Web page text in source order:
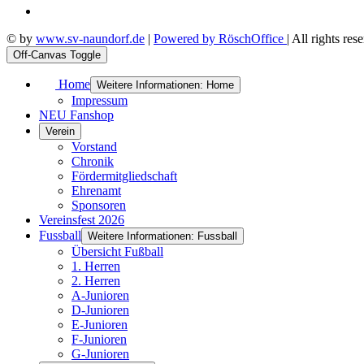
© by www.sv-naundorf.de | Powered by RöschOffice | All rights
Off-Canvas Toggle
Home Weitere Informationen: Home
Impressum
NEU Fanshop
Verein
Vorstand
Chronik
Fördermitgliedschaft
Ehrenamt
Sponsoren
Vereinsfest 2026
Fussball Weitere Informationen: Fussball
Übersicht Fußball
1. Herren
2. Herren
A-Junioren
D-Junioren
E-Junioren
F-Junioren
G-Junioren